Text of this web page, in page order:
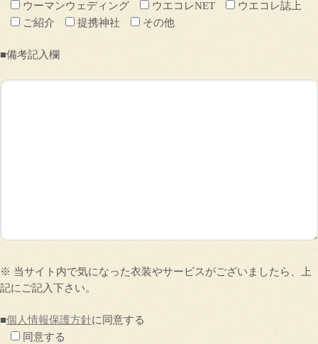
ウーマンウェディング ウエコレNET
ウエコレ誌上
ご紹介
提携神社 その他
■備考記入欄
※ 当サイト内で気になった衣装やサービスがございましたら、上
記にご記入下さい。
■個人情報保護方針に同意する
同意する